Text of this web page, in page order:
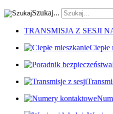
Szukaj...
TRANSMISJA Z SESJI
Ciepłe